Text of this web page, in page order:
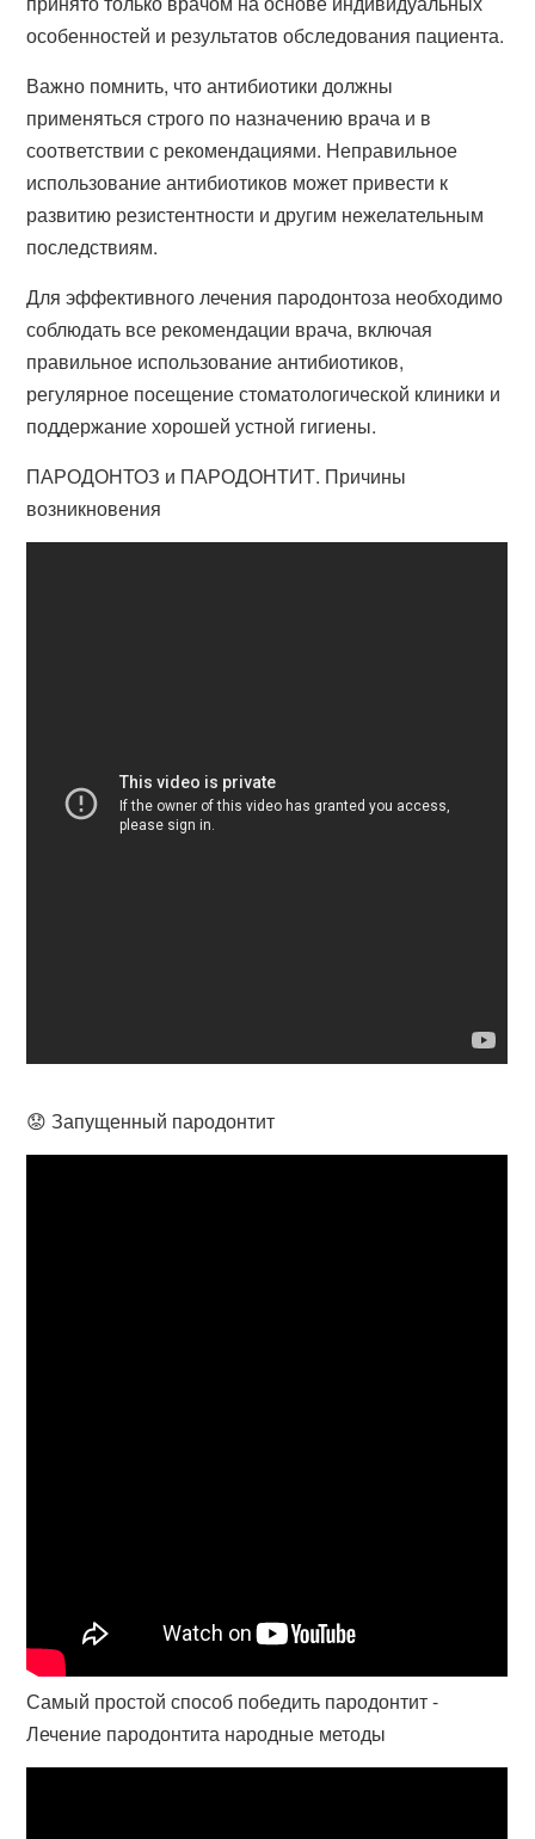
особенностей и результатов обследования пациента.
Важно помнить, что антибиотики должны
применяться строго по назначению врача и в
соответствии с рекомендациями. Неправильное
использование антибиотиков может привести к
развитию резистентности и другим нежелательным
последствиям.
Для эффективного лечения пародонтоза необходимо
соблюдать все рекомендации врача, включая
правильное использование антибиотиков,
регулярное посещение стоматологической клиники и
поддержание хорошей устной гигиены.
ПАРОДОНТОЗ и ПАРОДОНТИТ. Причины
возникновения
😟 Запущенный пародонтит
Самый простой способ победить пародонтит -
Лечение пародонтита народные методы